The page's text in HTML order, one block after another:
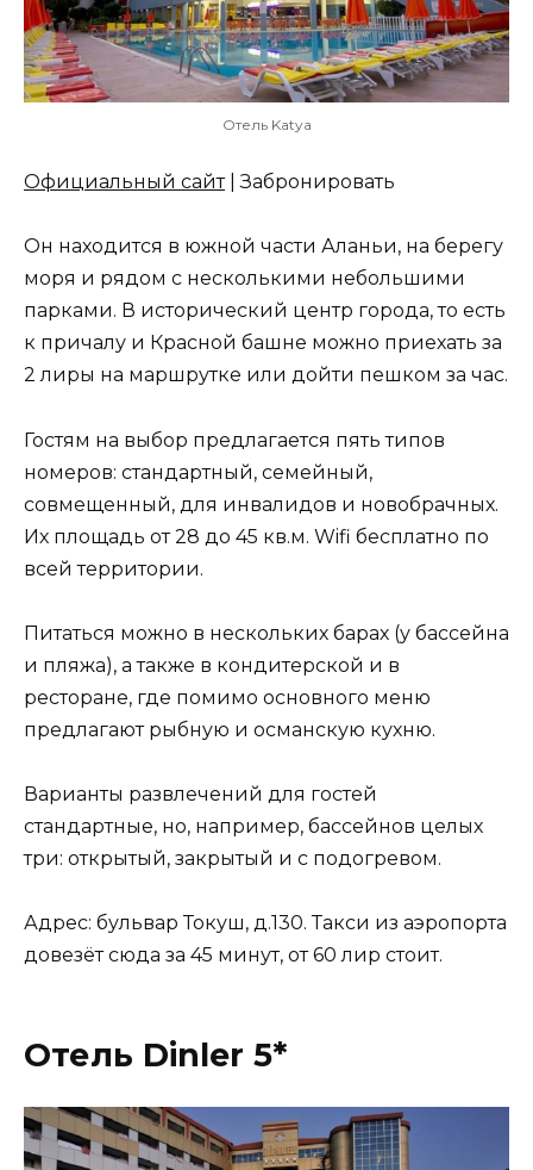
Отель Katya
Официальный сайт| Забронировать
Он находится в южной части Аланьи, на берегу
моря и рядом с несколькими небольшими
парками. В исторический центр города, то есть
к причалу и Красной башне можно приехать за
2 лиры на маршрутке или дойти пешком за час.
Гостям на выбор предлагается пять типов
номеров: стандартный, семейный,
совмещенный, для инвалидов и новобрачных.
Их площадь от 28 до 45 кв.м. Wifi бесплатно по
всей территории.
Питаться можно в нескольких барах (у бассейна
и пляжа), а также в кондитерской и в
ресторане, где помимо основного меню
предлагают рыбную и османскую кухню.
Варианты развлечений для гостей
стандартные, но, например, бассейнов целых
три: открытый, закрытый и с подогревом.
Адрес: бульвар Токуш, д.130. Такси из аэропорта
довезёт сюда за 45 минут, от 60 лир стоит.
Отель Dinler 5*